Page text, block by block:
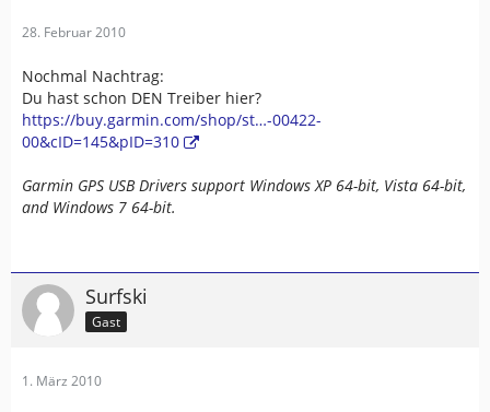
28. Februar 2010
Nochmal Nachtrag:
Du hast schon DEN Treiber hier?
https://buy.garmin.com/shop/st…-00422-
00&cID=145&pID=310
Garmin GPS USB Drivers support Windows XP 64-bit, Vista 64-bit,
and Windows 7 64-bit.
Surfski
Gast
1. März 2010